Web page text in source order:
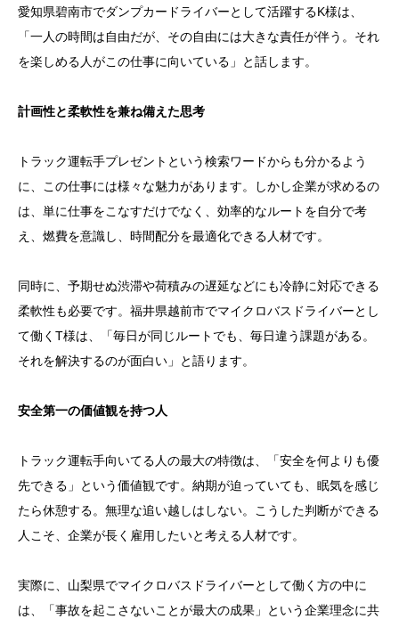
愛知県碧南市でダンプカードライバーとして活躍するK様は、
「一人の時間は自由だが、その自由には大きな責任が伴う。それ
を楽しめる人がこの仕事に向いている」と話します。
計画性と柔軟性を兼ね備えた思考
トラック運転手プレゼントという検索ワードからも分かるよう
に、この仕事には様々な魅力があります。しかし企業が求めるの
は、単に仕事をこなすだけでなく、効率的なルートを自分で考
え、燃費を意識し、時間配分を最適化できる人材です。
同時に、予期せぬ渋滞や荷積みの遅延などにも冷静に対応できる
柔軟性も必要です。福井県越前市でマイクロバスドライバーとし
て働くT様は、「毎日が同じルートでも、毎日違う課題がある。
それを解決するのが面白い」と語ります。
安全第一の価値観を持つ人
トラック運転手向いてる人の最大の特徴は、「安全を何よりも優
先できる」という価値観です。納期が迫っていても、眠気を感じ
たら休憩する。無理な追い越しはしない。こうした判断ができる
人こそ、企業が長く雇用したいと考える人材です。
実際に、山梨県でマイクロバスドライバーとして働く方の中に
は、「事故を起こさないことが最大の成果」という企業理念に共